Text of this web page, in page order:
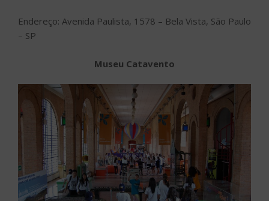
Endereço: Avenida Paulista, 1578 – Bela Vista, São Paulo
– SP
Museu Catavento